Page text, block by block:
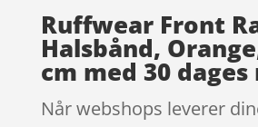
Ruffwear Front
Halsbånd,
cm med 30
Når webshops leverer